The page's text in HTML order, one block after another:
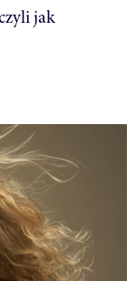
jak